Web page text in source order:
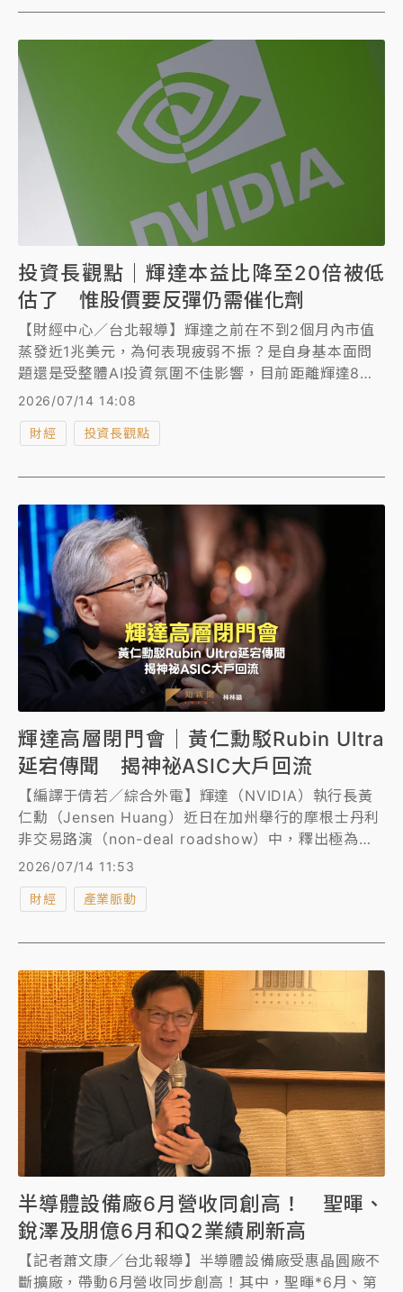
長週期。
投資長觀點｜輝達本益比降至20倍被低
估了 惟股價要反彈仍需催化劑
【財經中心／台北報導】輝達之前在不到2個月內市值
蒸發近1兆美元，為何表現疲弱不振？是自身基本面問
題還是受整體AI投資氛圍不佳影響，目前距離輝達8月
下旬公布財報還有1個多月的空窗期，短線是否會持續
盤整，或是有反彈空間可期？
2026/07/14 14:08
財經 投資長觀點
輝達高層閉門會｜黃仁勳駁Rubin Ultra
延宕傳聞 揭神祕ASIC大戶回流
【編譯于倩若／綜合外電】輝達（NVIDIA）執行長黃
仁勳（Jensen Huang）近日在加州舉行的摩根士丹利
非交易路演（non-deal roadshow）中，釋出極為樂
觀的訊息，除了明確否認市場盛傳下一代Rubin Ultra
美元大關邁進，而且成長速度仍在持續加快。
2026/07/14 11:53
財經 產業脈動
半導體設備廠6月營收同創高！ 聖暉、
銳澤及朋億6月和Q2業績刷新高
【記者蕭文康／台北報導】半導體設備廠受惠晶圓廠不
斷擴廠，帶動6月營收同步創高！其中，聖暉*6月、第